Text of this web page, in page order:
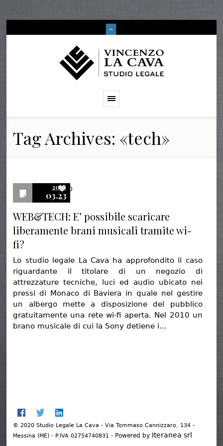
Tag Archives: «tech»
2016
03.23
0
WEB&TECH: E’ possibile scaricare
liberamente brani musicali tramite wi-
fi?
Lo studio legale La Cava ha approfondito il caso
riguardante il titolare di un negozio di
attrezzature tecniche, luci ed audio ubicato nei
pressi di Monaco di Baviera in quale nel gestire
un albergo mette a disposizione del pubblico
gratuitamente una rete wi-fi aperta. Nel 2010 un
brano musicale di cui la Sony detiene i…
© 2020 Studio Legale La Cava - Via Tommaso Cannizzaro, 134 -
Messina (ME) - P.IVA 02754740831 - Powered by Iteranea srl